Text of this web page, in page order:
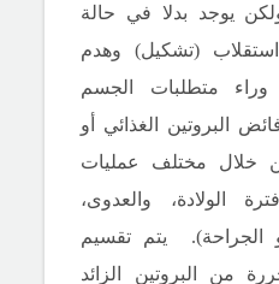
يوجد بدلا في حالة
(تشكيل) وهدم
وراء متطلبات الجسم
البروتين الغذائي أو
خلال مختلف عمليات
الولادة، والعدوى،
الجراحة).
يتم تقسيم
من البروتين الزائد